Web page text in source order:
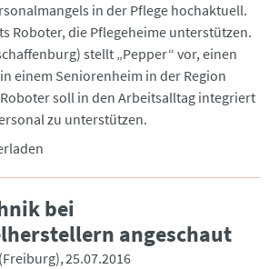
in der Pflege hochaktuell.
Roboter, die Pflegeheime unterstützen.
stellt „Pepper“ vor, einen
einem Seniorenheim in der Region
soll in den Arbeitsalltag integriert
zu unterstützen.
bei
angeschaut
25.07.2016